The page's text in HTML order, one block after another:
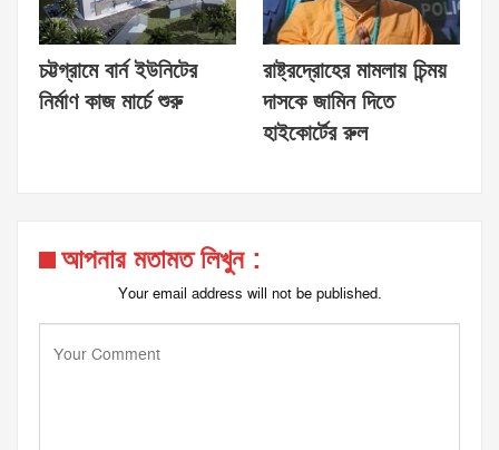
চট্টগ্রামে বার্ন ইউনিটের
নির্মাণ কাজ মার্চে শুরু
রাষ্ট্রদ্রোহের মামলায় চিন্ময়
দাসকে জামিন দিতে
হাইকোর্টের রুল
আপনার মতামত লিখুন :
Your email address will not be published.